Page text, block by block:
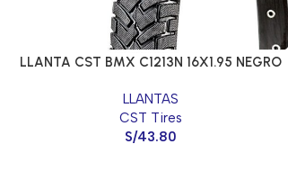
LLANTA CST BMX C1213N 16X1.95 NEGRO
LLANTAS
CST Tires
S/43.80